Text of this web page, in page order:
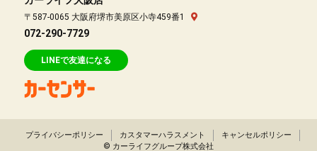
〒587-0065 大阪府堺市美原区小寺459番1
072-290-7729
LINEで友達になる
プライバシーポリシー カスタマーハラスメント
キャンセルポリシー
© カーライフグループ株式会社